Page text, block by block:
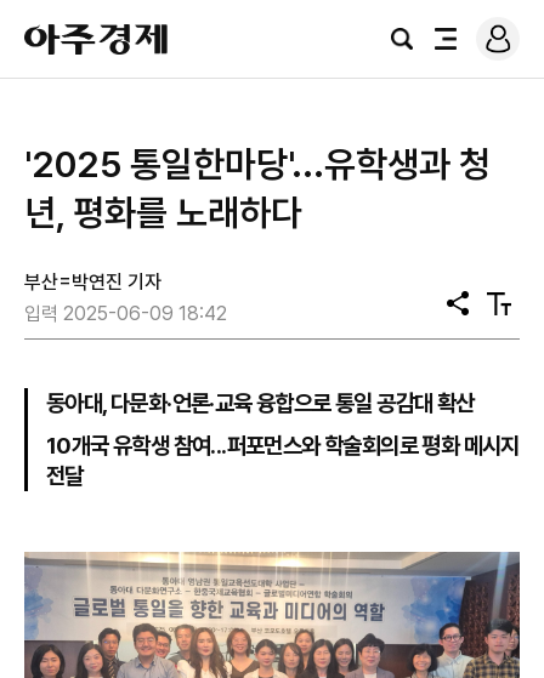
아
주
경
검
전
로
그
'2025 통일한마당'...유학생과 청
년, 평화를 노래하다
부산=박연진 기자
입력 2025-06-09 18:42
공
유
텍
스
동아대, 다문화·언론·교육 융합으로 통일 공감대 확산
10개국 유학생 참여...퍼포먼스와 학술회의로 평화 메시지
전달